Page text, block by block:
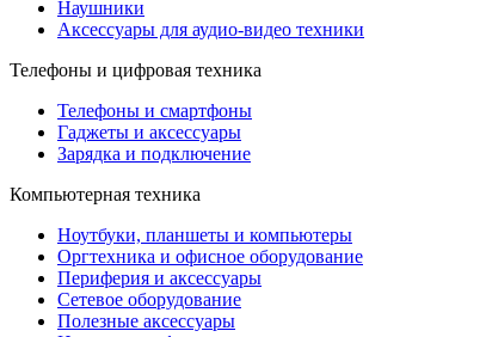
Наушники
Аксессуары для аудио-видео техники
Телефоны и цифровая техника
Телефоны и смартфоны
Гаджеты и аксессуары
Зарядка и подключение
Компьютерная техника
Ноутбуки, планшеты и компьютеры
Оргтехника и офисное оборудование
Периферия и аксессуары
Cетевое оборудование
Полезные аксессуары